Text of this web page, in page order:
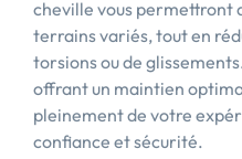
cheville vous permettront
terrains variés, tout en
torsions ou de
offrant un maintien
pleinement de votre
confiance et sécurité.